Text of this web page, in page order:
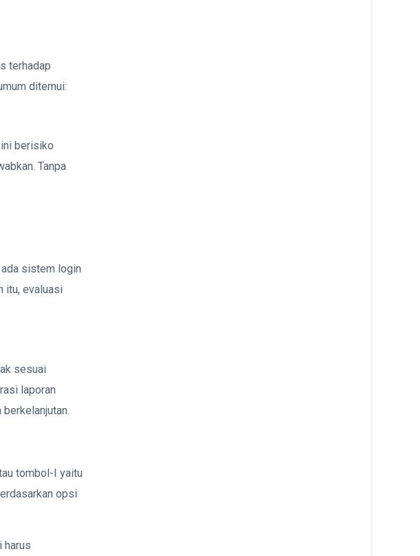
terhadap
ditemui:
berisiko
Tanpa
sistem login
itu, evaluasi
sesuai
laporan
tombol-I yaitu
opsi
harus